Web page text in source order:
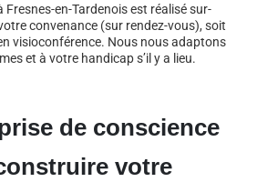
Fresnes-en-Tardenois est réalisé sur-
convenance (sur rendez-vous), soit
visioconférence. Nous nous adaptons
et à votre handicap s’il y a lieu.
de conscience
votre